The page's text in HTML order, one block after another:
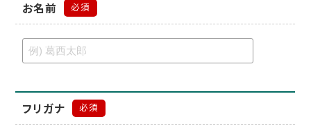
お名前 必須
フリガナ 必須